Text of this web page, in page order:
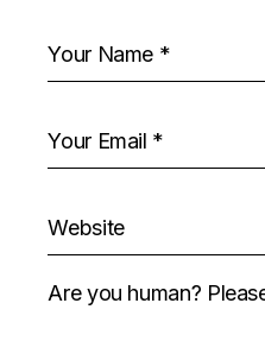
Are you human?